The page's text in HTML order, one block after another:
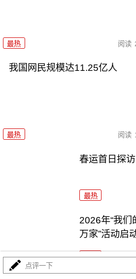
最热 阅读
我国网民规模达11.25亿人
最热 阅读
春运首日探
最热
2026年“我
万家”活动启
最热
点评一下